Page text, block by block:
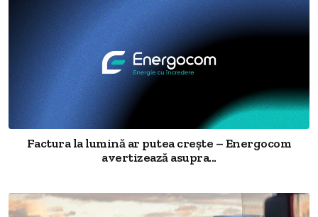
Factura la lumină ar putea crește – Energocom
avertizează asupra...